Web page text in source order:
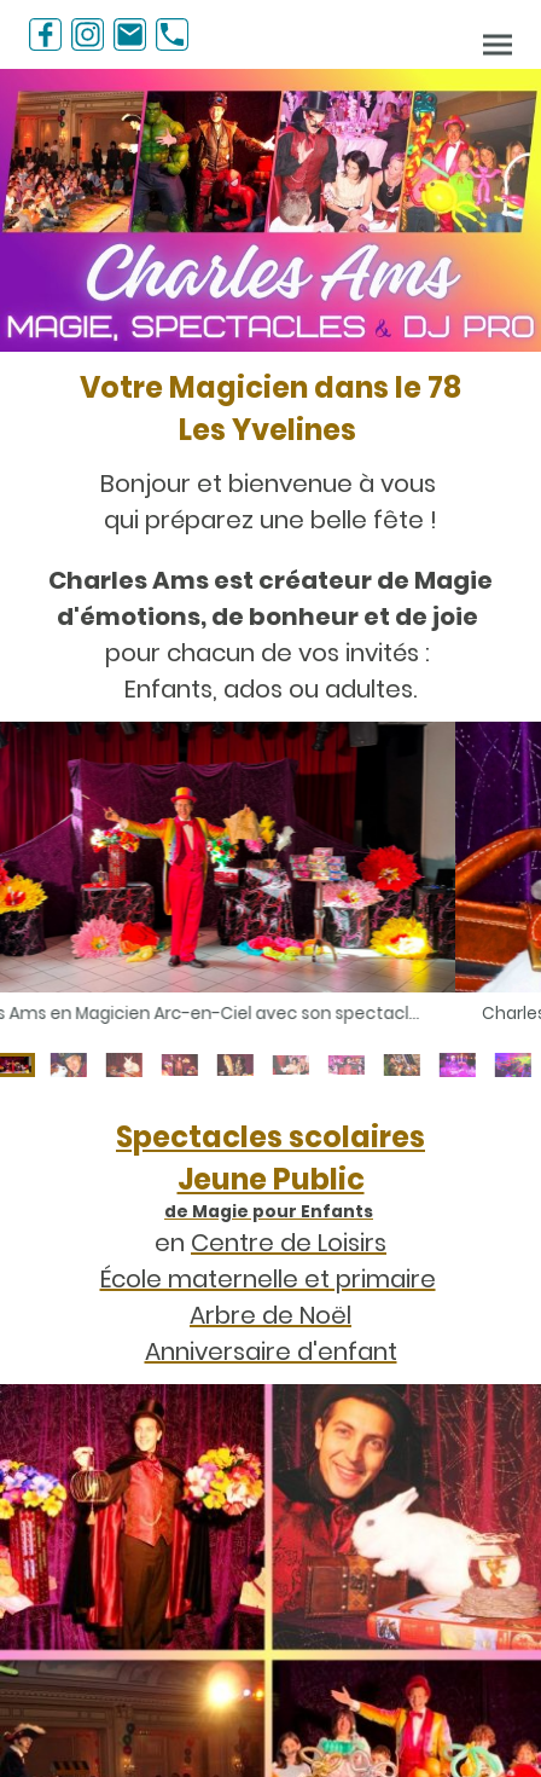
Votre Magicien dans le 78
Les Yvelines
Bonjour et bienvenue à vous
qui préparez une belle fête !
Charles Ams est créateur de Magie
d'émotions, de bonheur et de joie
pour chacun de vos invités :
Enfants, ados ou adultes.
Spectacle magie avec animaux pour centre de loisirs pour enfant école le meilleur magicien 78 à 78530 Buc pour anniversaire à domicile
Spectacles scolaires
Jeune Public
de Magie pour Enfants
en Centre de Loisirs
École maternelle et primaire
Arbre de Noël
Anniversaire d'enfant